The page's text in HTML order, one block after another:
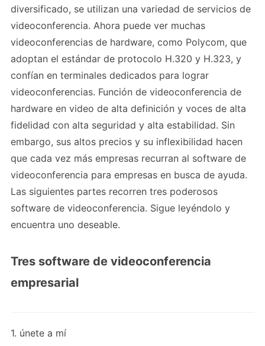
diversificado, se utilizan una variedad de servicios de
videoconferencia. Ahora puede ver muchas
videoconferencias de hardware, como Polycom, que
adoptan el estándar de protocolo H.320 y H.323, y
confían en terminales dedicados para lograr
videoconferencias. Función de videoconferencia de
hardware en video de alta definición y voces de alta
fidelidad con alta seguridad y alta estabilidad. Sin
embargo, sus altos precios y su inflexibilidad hacen
que cada vez más empresas recurran al software de
videoconferencia para empresas en busca de ayuda.
Las siguientes partes recorren tres poderosos
software de videoconferencia. Sigue leyéndolo y
encuentra uno deseable.
Tres software de videoconferencia
empresarial
1. únete a mí